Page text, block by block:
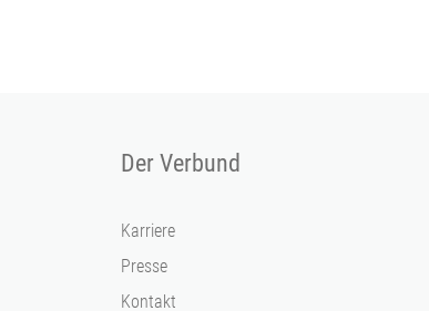
Der Verbund
Karriere
Presse
Kontakt